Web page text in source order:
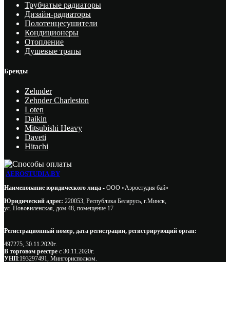
Трубчатые радиаторы
Дизайн-радиаторы
Полотенцесушители
Кондиционеры
Отопление
Душевые трапы
Бренды
Zehnder
Zehnder Charleston
Loten
Daikin
Mitsubishi Heavy
Daveti
Hitachi
AEROSTUDIA.BY
Наименование юридического лица - ООО «Аэростудия бай»
Юридический адрес: 220053, Республика Беларусь, г.Минск,
ул. Нововиленская, дом 48, помещение 17
Регистрационный номер, дата регистрации, регистрирующий орган:
497275, 30.11.2020г.
В торговом реестре с 30.11.2020г.
УНП:193297491, Мингорисполком.